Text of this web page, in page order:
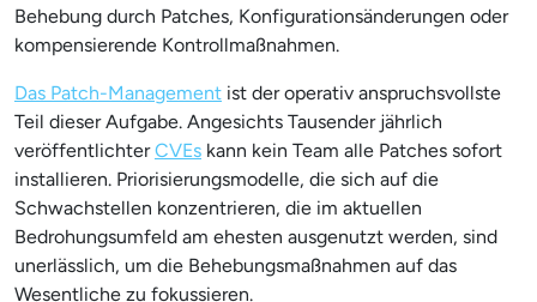
Behebung durch Patches, Konfigurationsänderungen oder
kompensierende Kontrollmaßnahmen.
Das Patch-Management ist der operativ anspruchsvollste
Teil dieser Aufgabe. Angesichts Tausender jährlich
veröffentlichterCVEs kann kein Team alle Patches sofort
installieren. Priorisierungsmodelle, die sich auf die
Schwachstellen konzentrieren, die im aktuellen
Bedrohungsumfeld am ehesten ausgenutzt werden, sind
unerlässlich, um die Behebungsmaßnahmen auf das
Wesentliche zu fokussieren.